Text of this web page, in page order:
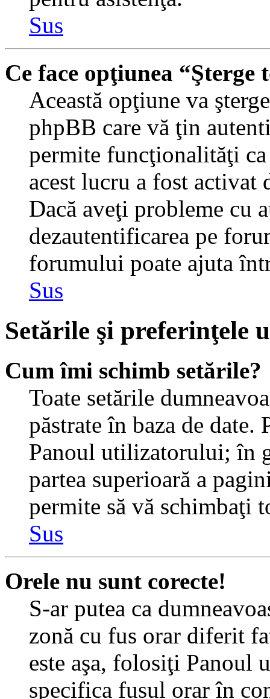
Sus
Ce face opţiunea
Această opţiune va
phpBB care vă ţin
permite funcţionalităţi
acest lucru a fost
Dacă aveţi probleme cu
dezautentificarea pe
forumului poate ajuta
Sus
Setările şi preferinţele
Cum îmi schimb setările?
Toate setările
păstrate în baza de
Panoul utilizatorului; în
partea superioară a
permite să vă schimbaţi
Sus
Orele nu sunt corecte!
S-ar putea ca
zonă cu fus orar diferit
este aşa, folosiţi Panoul
specifica fusul orar în